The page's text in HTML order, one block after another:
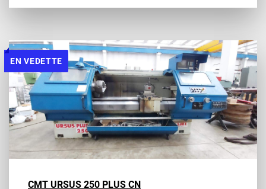
EN VEDETTE
CMT URSUS 250 PLUS CN